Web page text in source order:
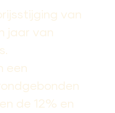
van
jaar van
een
de 12% en